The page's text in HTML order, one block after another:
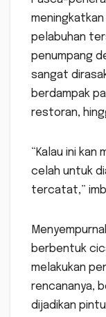
pelabuhan
penumpang
sangat
berdampak
restoran,
“Kalau ini kan
celah untuk
tercatat,”
berbentuk
melakukan
rencananya,
dijadikan